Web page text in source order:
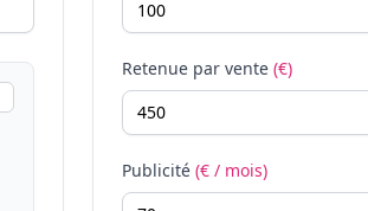
Retenue par vente (€)
Publicité (€ / mois)